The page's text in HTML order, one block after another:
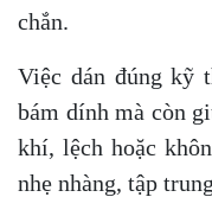
chắn.
Việc dán đúng kỹ
bám dính mà còn
khí, lệch hoặc
nhẹ nhàng, tập